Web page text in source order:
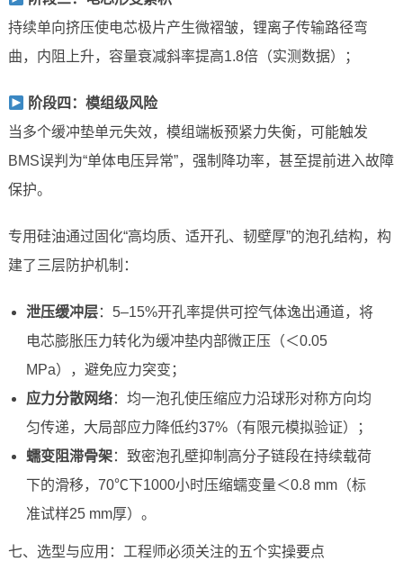
持续单向挤压使电芯极片产生微褶皱，锂离子传输路径弯
曲，内阻上升，容量衰减斜率提高1.8倍（实测数据）；
阶段四：模组级风险
当多个缓冲垫单元失效，模组端板预紧力失衡，可能触发
BMS误判为“单体电压异常”，强制降功率，甚至提前进入故障
保护。
专用硅油通过固化“高均质、适开孔、韧壁厚”的泡孔结构，构
建了三层防护机制：
泄压缓冲层：5–15%开孔率提供可控气体逸出通道，将
电芯膨胀压力转化为缓冲垫内部微正压（＜0.05
MPa），避免应力突变；
应力分散网络：均一泡孔使压缩应力沿球形对称方向均
匀传递，大局部应力降低约37%（有限元模拟验证）；
蠕变阻滞骨架：致密泡孔壁抑制高分子链段在持续载荷
下的滑移，70℃下1000小时压缩蠕变量＜0.8 mm（标
准试样25 mm厚）。
七、选型与应用：工程师必须关注的五个实操要点